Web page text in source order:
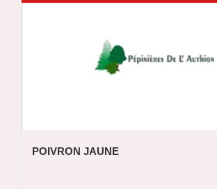
POIVRON JAUNE